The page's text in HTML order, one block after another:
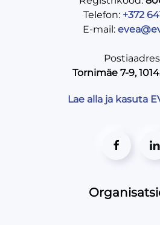
Telefon: +372
E-mail:
Tornimäe 7-9,
Lae alla ja kasuta